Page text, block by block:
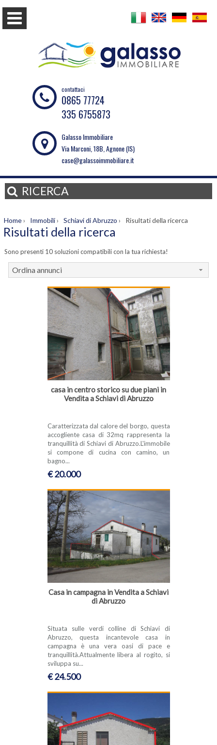
contattaci
0865 77724
335 6755873
Galasso Immobiliare
Via Marconi, 18B, Agnone (IS)
case@galassoimmobiliare.it
RICERCA
Home› Immobili› Schiavi di Abruzzo › Risultati della ricerca
Risultati della ricerca
Sono presenti 10 soluzioni compatibili con la tua richiesta!
Ordina annunci
casa in centro storico su due piani in
Vendita a Schiavi di Abruzzo
Caratterizzata dal calore del borgo, questa
accogliente casa di 32mq rappresenta la
tranquillità di Schiavi di Abruzzo.L'immobile
si compone di cucina con camino, un
bagno...
€ 20.000
Casa in campagna in Vendita a Schiavi
di Abruzzo
Situata sulle verdi colline di Schiavi di
Abruzzo, questa incantevole casa in
campagna è una vera oasi di pace e
tranquillità.Attualmente libera al rogito, si
sviluppa su...
€ 24.500